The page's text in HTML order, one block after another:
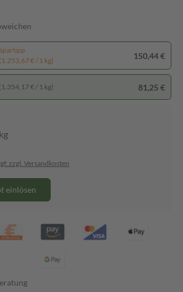
Spartipp
(1.253,67 € / 1 kg)
150,44 €
(1.354,17 € / 1 kg) 81,25 €
zzgl. Versandkosten
einlösen